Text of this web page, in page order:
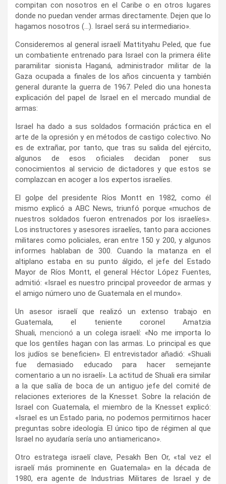
compitan con nosotros en el Caribe o en otros lugares
donde no puedan vender armas directamente. Dejen que lo
hagamos nosotros (…). Israel será su intermediario».
Consideremos al general israelí Mattityahu Peled, que fue
un combatiente entrenado para Israel con la primera élite
paramilitar sionista Haganá, administrador militar de la
Gaza ocupada a finales de los años cincuenta y también
general durante la guerra de 1967. Peled dio una honesta
explicación del papel de Israel en el mercado mundial de
armas:
Israel ha dado a sus soldados formación práctica en el
arte de la opresión y en métodos de castigo colectivo. No
es de extrañar, por tanto, que tras su salida del ejército,
algunos de esos oficiales decidan poner sus
conocimientos al servicio de dictadores y que estos se
complazcan en acoger a los expertos israelíes.
El golpe del presidente Ríos Montt en 1982, como él
mismo explicó a ABC News, triunfó porque «muchos de
nuestros soldados fueron entrenados por los israelíes».
Los instructores y asesores israelíes, tanto para acciones
militares como policiales, eran entre 150 y 200, y algunos
informes hablaban de 300. Cuando la matanza en el
altiplano estaba en su punto álgido, el jefe del Estado
Mayor de Ríos Montt, el general Héctor López Fuentes,
admitió: «Israel es nuestro principal proveedor de armas y
el amigo número uno de Guatemala en el mundo».
Un asesor israelí que realizó un extenso trabajo en
Guatemala, el teniente coronel Amatzia
Shuali, mencionó a un colega israelí: «No me importa lo
que los gentiles hagan con las armas. Lo principal es que
los judíos se beneficien». El entrevistador añadió: «Shuali
fue demasiado educado para hacer semejante
comentario a un no israelí». La actitud de Shuali era similar
a la que salía de boca de un antiguo jefe del comité de
relaciones exteriores de la Knesset. Sobre la relación de
Israel con Guatemala, el miembro de la Knesset explicó:
«Israel es un Estado paria, no podemos permitirnos hacer
preguntas sobre ideología. El único tipo de régimen al que
Israel no ayudaría sería uno antiamericano».
Otro estratega israelí clave, Pesakh Ben Or, «tal vez el
israelí más prominente en Guatemala» en la década de
1980, era agente de Industrias Militares de Israel y de